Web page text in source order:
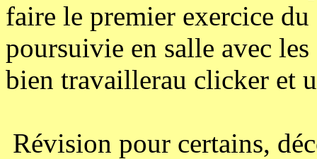
faire le premier exercice
poursuivie en salle avec
bien travaillerau clicker et
Révision pour certains,